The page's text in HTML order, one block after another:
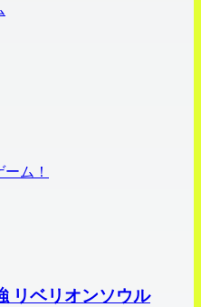
ム！
リベリオンソウル